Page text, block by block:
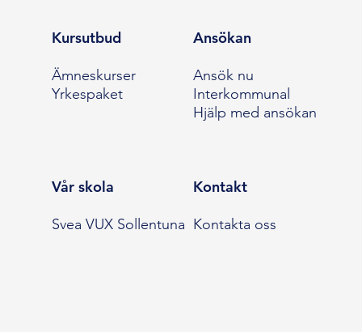
Kursutbud
Ämneskurser
Yrkespaket
Ansökan
Ansök nu
Interkommunal
Hjälp med ansökan
Vår skola
Svea VUX Sollentuna
Kontakt
Kontakta oss